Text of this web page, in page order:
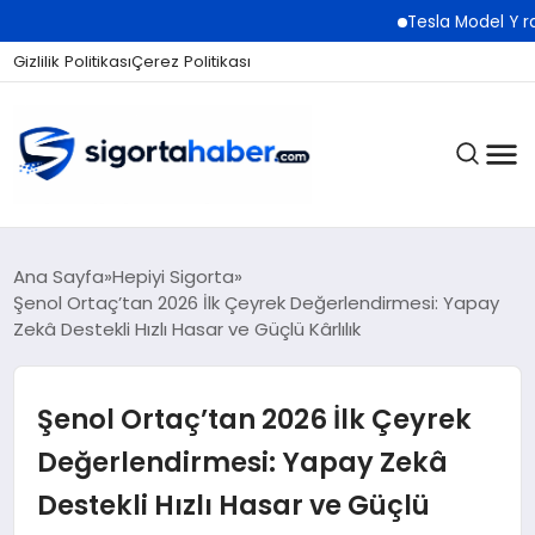
Tesla Model Y rakibi
Gizlilik PolitikasıÇerez Politikası
SIGORTA
EKONOMI
Ana Sayfa Hepiyi Sigorta
Şenol Ortaç’tan 2026 İlk Çeyrek Değerlendirmesi: Yapay
Zekâ Destekli Hızlı Hasar ve Güçlü Kârlılık
Şenol Ortaç’tan 2026 İlk Çeyrek
Değerlendirmesi: Yapay Zekâ
Destekli Hızlı Hasar ve Güçlü